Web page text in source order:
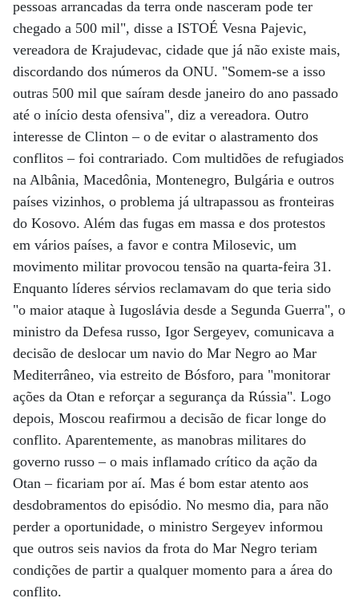
pessoas arrancadas da terra onde nasceram pode ter
chegado a 500 mil", disse a ISTOÉ Vesna Pajevic,
vereadora de Krajudevac, cidade que já não existe mais,
discordando dos números da ONU. "Somem-se a isso
outras 500 mil que saíram desde janeiro do ano passado
até o início desta ofensiva", diz a vereadora. Outro
interesse de Clinton – o de evitar o alastramento dos
conflitos – foi contrariado. Com multidões de refugiados
na Albânia, Macedônia, Montenegro, Bulgária e outros
países vizinhos, o problema já ultrapassou as fronteiras
do Kosovo. Além das fugas em massa e dos protestos
em vários países, a favor e contra Milosevic, um
movimento militar provocou tensão na quarta-feira 31.
Enquanto líderes sérvios reclamavam do que teria sido
"o maior ataque à Iugoslávia desde a Segunda Guerra", o
ministro da Defesa russo, Igor Sergeyev, comunicava a
decisão de deslocar um navio do Mar Negro ao Mar
Mediterrâneo, via estreito de Bósforo, para "monitorar
ações da Otan e reforçar a segurança da Rússia". Logo
depois, Moscou reafirmou a decisão de ficar longe do
conflito. Aparentemente, as manobras militares do
governo russo – o mais inflamado crítico da ação da
Otan – ficariam por aí. Mas é bom estar atento aos
desdobramentos do episódio. No mesmo dia, para não
perder a oportunidade, o ministro Sergeyev informou
que outros seis navios da frota do Mar Negro teriam
condições de partir a qualquer momento para a área do
conflito.